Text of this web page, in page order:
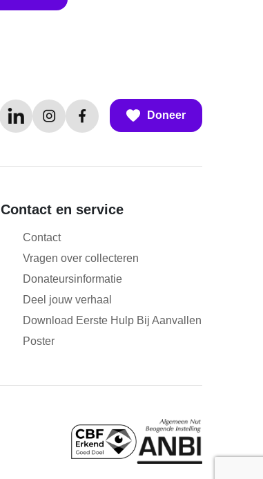
Doneer
Contact en service
Contact
Vragen over collecteren
Donateursinformatie
Deel jouw verhaal
Download Eerste Hulp Bij Aanvallen
Poster